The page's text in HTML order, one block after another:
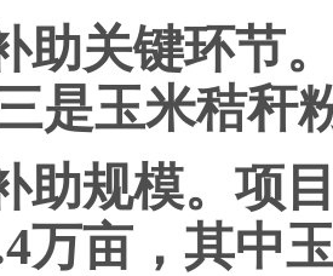
助关键环节
是玉米秸秆
助规模。项
万亩，其中